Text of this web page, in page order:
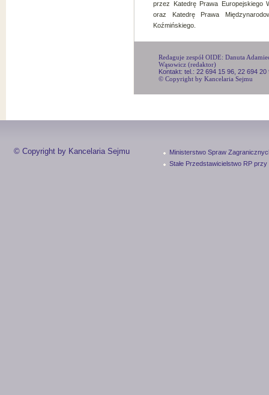
przez Katedrę Prawa Europejskiego
oraz Katedrę Prawa
Koźmińskiego.
Redaguje zespół OIDE: Danuta
Wąsowicz (redaktor)
Kontakt: tel.: 22 694 15 96, 22 694
© Copyright by Kancelaria Sejmu
© Copyright by Kancelaria Sejmu
Ministerstwo Spraw
Stałe Przedstawicielstwo RP przy